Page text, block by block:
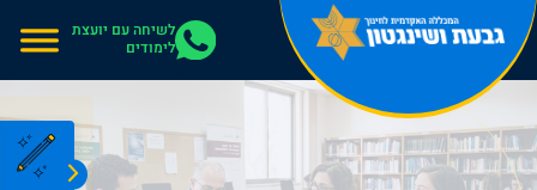
אתר בהרצה
לשיחה עם יועצת
לימודים